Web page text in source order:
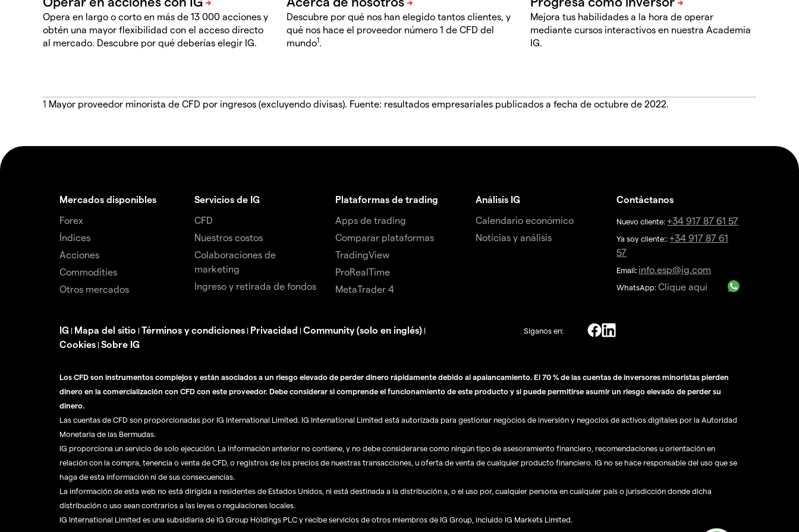
Opera en largo o corto en más de 13 000 acciones y
obtén una mayor flexibilidad con el acceso directo
al mercado. Descubre por qué deberías elegir IG.
Descubre por qué nos han elegido tantos clientes, y
qué nos hace el proveedor número 1 de CFD del
mundo1.
Mejora tus habilidades a la hora de operar
mediante cursos interactivos en nuestra Academia
IG.
1 Mayor proveedor minorista de CFD por ingresos (excluyendo divisas). Fuente: resultados empresariales publicados a fecha de octubre de 2022.
Mercados disponibles
Forex
Índices
Acciones
Commodities
Otros mercados
Servicios de IG
CFD
Nuestros costos
Colaboraciones de
marketing
Ingreso y retirada de fondos
Plataformas de trading
Apps de trading
Comparar plataformas
TradingView
ProRealTime
MetaTrader 4
Análisis IG
Calendario económico
Noticias y análisis
Contáctanos
Nuevo cliente:+34 917 87 61 57
Ya soy cliente::+34 917 87 61
57
Email: info.esp@ig.com
WhatsApp:Clique aqui
IG | Mapa del sitio | Términos y condiciones | Privacidad | Community (solo en inglés) |
Cookies | Sobre IG
Síganos en:
Los CFD son instrumentos complejos y están asociados a un riesgo elevado de perder dinero rápidamente debido al apalancamiento. El 70 % de las cuentas de inversores minoristas pierden
dinero en la comercialización con CFD con este proveedor. Debe considerar si comprende el funcionamiento de este producto y si puede permitirse asumir un riesgo elevado de perder su
dinero.
Las cuentas de CFD son proporcionadas por IG International Limited. IG International Limited está autorizada para gestionar negocios de inversión y negocios de activos digitales por la Autoridad
Monetaria de las Bermudas.
IG proporciona un servicio de solo ejecución. La información anterior no contiene, y no debe considerarse como ningún tipo de asesoramiento financiero, recomendaciones u orientación en
relación con la compra, tenencia o venta de CFD, o registros de los precios de nuestras transacciones, u oferta de venta de cualquier producto financiero. IG no se hace responsable del uso que se
haga de esta información ni de sus consecuencias.
La información de esta web no está dirigida a residentes de Estados Unidos, ni está destinada a la distribución a, o el uso por, cualquier persona en cualquier país o jurisdicción donde dicha
distribución o uso sean contrarios a las leyes o regulaciones locales.
IG International Limited es una subsidiaria de IG Group Holdings PLC y recibe servicios de otros miembros de IG Group, incluido IG Markets Limited.